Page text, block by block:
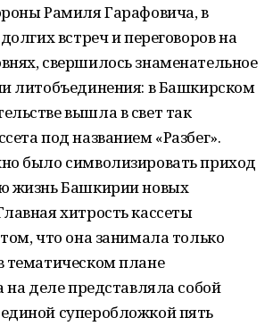
Рамиля Гарафовича, в
встреч и переговоров на
свершилось знаменательное
литобъединения: в Башкирском
вышла в свет так
под названием «Разбег».
было символизировать приход
жизнь Башкирии новых
хитрость кассеты
что она занимала только
тематическом плане
на деле представляла собой
суперобложкой пять